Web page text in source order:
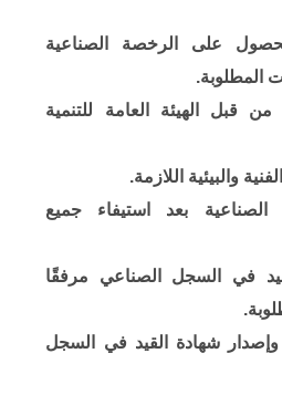
على الرخصة الصناعية
المطلوبة.
قبل الهيئة العامة للتنمية
والبيئية اللازمة.
الصناعية بعد استيفاء جميع
في السجل الصناعي مرفقًا
شهادة القيد في السجل